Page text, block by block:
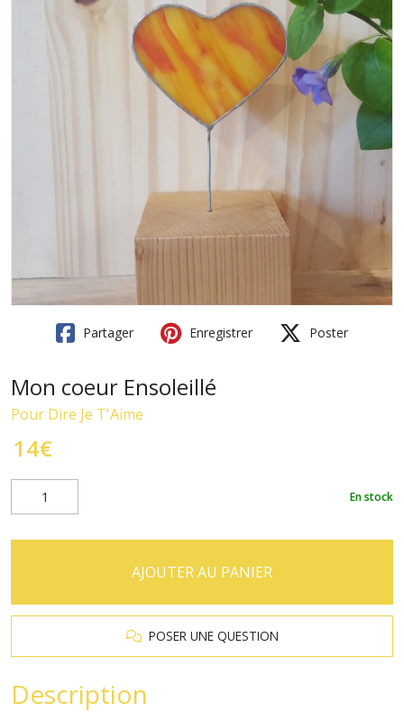
Partager Enregistrer Poster
Mon coeur Ensoleillé
Pour Dire Je T'Aime
14€
En stock
AJOUTER AU PANIER
POSER UNE QUESTION
Description